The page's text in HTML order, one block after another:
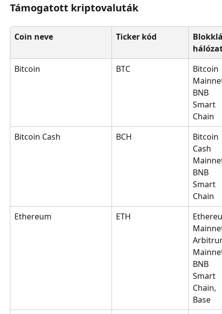
Támogatott kriptovaluták
Coin neve Ticker kód
Bitcoin
BTC
Bitcoin
BNB
Smart
Chain
Bitcoin Cash
BCH
Bitcoin
Cash
BNB
Smart
Chain
Ethereum
ETH
BNB
Smart
Chain,
Base